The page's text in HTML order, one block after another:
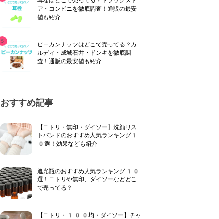
ア・コンビニを徹底調査！通販の最安
値も紹介
ピーカンナッツはどこで売ってる？カ
ルディ・成城石井・ドンキを徹底調
査！通販の最安値も紹介
おすすめ記事
【ニトリ・無印・ダイソー】洗顔リス
トバンドのおすすめ人気ランキング1
0選！効果なども紹介
遮光瓶のおすすめ人気ランキング10
選！ニトリや無印、ダイソーなどどこ
で売ってる？
【ニトリ・100均・ダイソー】チャ